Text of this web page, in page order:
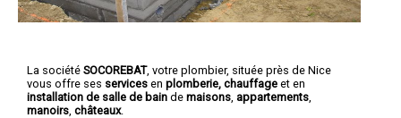
La société SOCOREBAT, votre plombier, située près de Nice
vous offre ses services en plomberie, chauffage et en
installation de salle de bain de maisons appartements
manoirs châteaux.